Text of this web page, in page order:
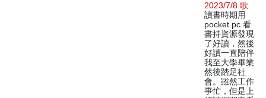
2023/7/8 歌
讀書時期用
pocket pc 看
書持資源發現
了好讀，然後
好讀一直陪伴
我至大學畢業
然後踏足社
會。雖然工作
事忙，但是上